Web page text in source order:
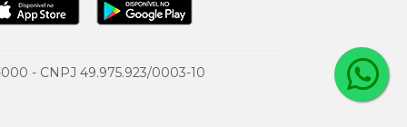
- CNPJ 49.975.923/0003-10